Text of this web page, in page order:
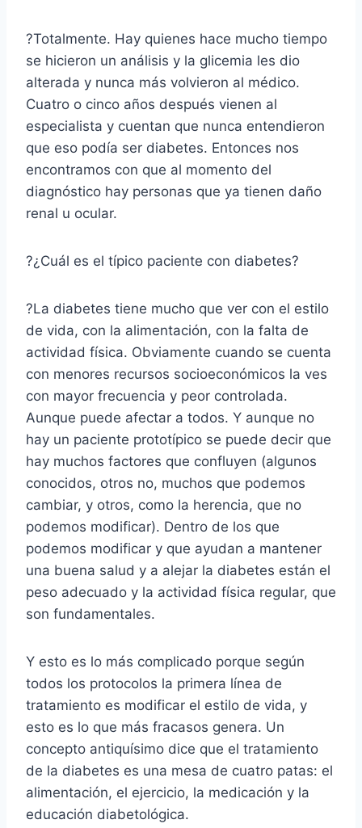
?Totalmente. Hay quienes hace mucho tiempo
se hicieron un análisis y la glicemia les dio
alterada y nunca más volvieron al médico.
Cuatro o cinco años después vienen al
especialista y cuentan que nunca entendieron
que eso podía ser diabetes. Entonces nos
encontramos con que al momento del
diagnóstico hay personas que ya tienen daño
renal u ocular.
?¿Cuál es el típico paciente con diabetes?
?La diabetes tiene mucho que ver con el estilo
de vida, con la alimentación, con la falta de
actividad física. Obviamente cuando se cuenta
con menores recursos socioeconómicos la ves
con mayor frecuencia y peor controlada.
Aunque puede afectar a todos. Y aunque no
hay un paciente prototípico se puede decir que
hay muchos factores que confluyen (algunos
conocidos, otros no, muchos que podemos
cambiar, y otros, como la herencia, que no
podemos modificar). Dentro de los que
podemos modificar y que ayudan a mantener
una buena salud y a alejar la diabetes están el
peso adecuado y la actividad física regular, que
son fundamentales.
Y esto es lo más complicado porque según
todos los protocolos la primera línea de
tratamiento es modificar el estilo de vida, y
esto es lo que más fracasos genera. Un
concepto antiquísimo dice que el tratamiento
de la diabetes es una mesa de cuatro patas: el
alimentación, el ejercicio, la medicación y la
educación diabetológica.